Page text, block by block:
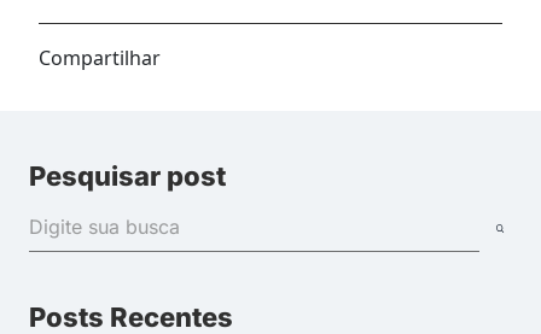
Compartilhar
Pesquisar post
Posts Recentes